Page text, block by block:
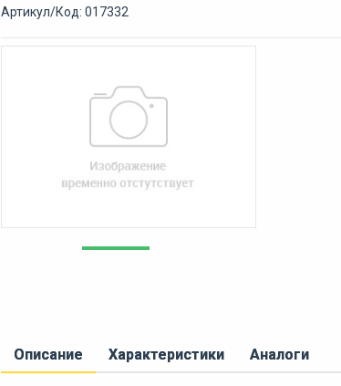
Артикул/Код: 017332
Описание Характеристики Аналоги